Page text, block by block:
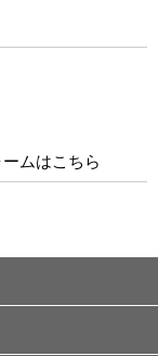
ムはこちら